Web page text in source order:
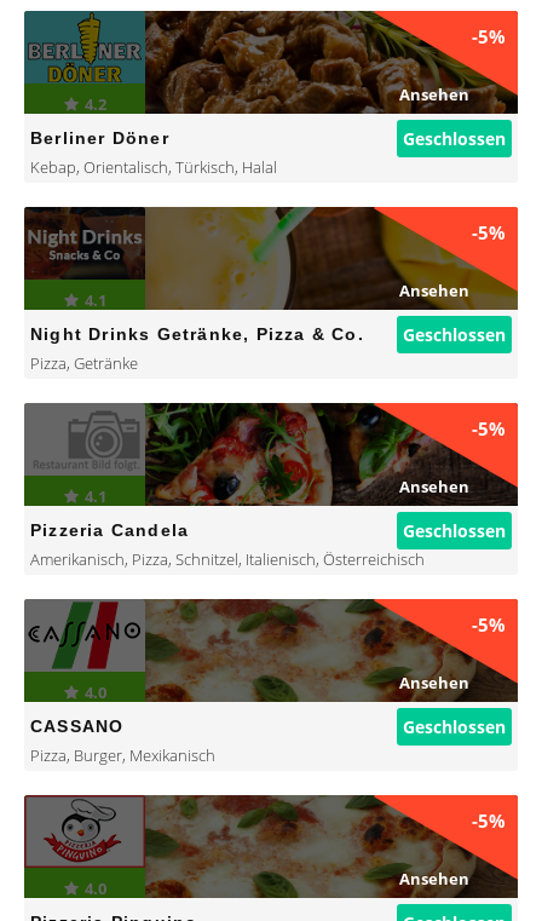
-5%
Ansehen
4.2
Berliner Döner Geschlossen
Kebap, Orientalisch, Türkisch, Halal
-5%
Ansehen
4.1
Night Drinks Getränke, Pizza & Co. Geschlossen
Pizza, Getränke
-5%
Ansehen
4.1
Pizzeria Candela Geschlossen
Amerikanisch, Pizza, Schnitzel, Italienisch, Österreichisch
-5%
Ansehen
4.0
CASSANO Geschlossen
Pizza, Burger, Mexikanisch
-5%
Ansehen
4.0